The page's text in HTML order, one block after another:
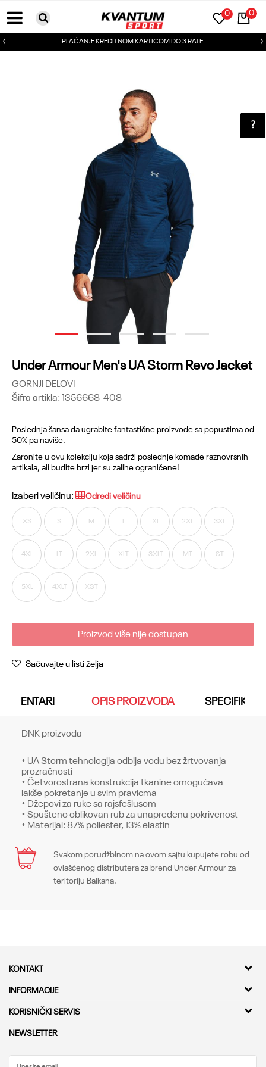
0
0
PLAĆANJE KREDITNOM KARTICOM DO 3 RATE
1 2 3 4 5
Under Armour Men's UA Storm Revo Jacket
GORNJI DELOVI
Šifra artikla:1356668-408
Poslednja šansa da ugrabite fantastične proizvode sa popustima od
50% pa naviše.
Zaronite u ovu kolekciju koja sadrži poslednje komade raznovrsnih
artikala, ali budite brzi jer su zalihe ograničene!
Izaberi veličinu: Odredi veličinu
XS S M L XL 2XL 3XL
4XL LT 2XL XLT 3XLT MT ST
5XL 4XLT XST
Proizvod više nije dostupan
Sačuvajte u listi želja
OPIS PROIZVODA
DNK proizvoda
• UA Storm tehnologija odbija vodu bez žrtvovanja
prozračnosti
• Četvorostrana konstrukcija tkanine omogućava
lakše pokretanje u svim pravicma
• Džepovi za ruke sa rajsfešlusom
• Spušteno oblikovan rub za unapređenu pokrivenost
• Materijal: 87% poliester, 13% elastin
Karakteristika
Kategorija
CO
Ime/Nadimak
Svakom porudžbinom na ovom sajtu kupujete robu od
ovlašćenog distributera za brend Under Armour za
teritoriju Balkana.
KONTAKT
Kvantum Sport d.o.o.
Adresa
11000 Beograd
0800 222 333
INFORMACIJE
O nama
Saradnja
KORISNIČKI SERVIS
Provera statusa pošiljke
Kako kupiti
NEWSLETTER